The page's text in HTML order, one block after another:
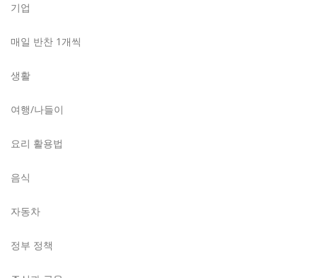
기업
매일 반찬 1개씩
생활
여행/나들이
요리 활용법
음식
자동차
정부 정책